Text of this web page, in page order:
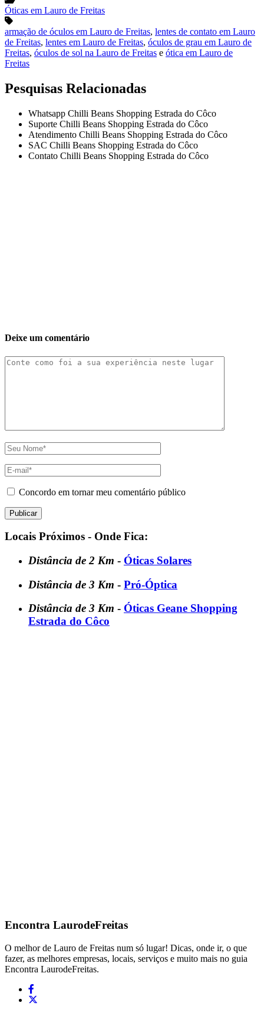
Óticas em Lauro de Freitas
armação de óculos em Lauro de Freitas, lentes de contato em Lauro
de Freitas, lentes em Lauro de Freitas, óculos de grau em Lauro de
Freitas, óculos de sol na Lauro de Freitas e ótica em Lauro de
Freitas
Pesquisas Relacionadas
Whatsapp Chilli Beans Shopping Estrada do Côco
Suporte Chilli Beans Shopping Estrada do Côco
Atendimento Chilli Beans Shopping Estrada do Côco
SAC Chilli Beans Shopping Estrada do Côco
Contato Chilli Beans Shopping Estrada do Côco
Deixe um comentário
Concordo em tornar meu comentário público
Locais Próximos - Onde Fica:
Distância de 2 Km - Óticas Solares
Distância de 3 Km - Pró-Óptica
Distância de 3 Km - Óticas Geane Shopping
Estrada do Côco
Encontra LaurodeFreitas
O melhor de Lauro de Freitas num só lugar! Dicas, onde ir, o que
fazer, as melhores empresas, locais, serviços e muito mais no guia
Encontra LaurodeFreitas.